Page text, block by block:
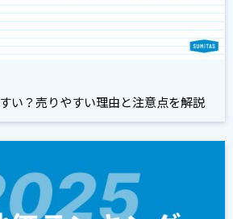
い？売りやすい理由と注意点を解説